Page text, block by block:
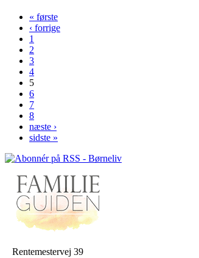
Sider
« første
‹ forrige
1
2
3
4
5
6
7
8
næste ›
sidste »
Rentemestervej 39